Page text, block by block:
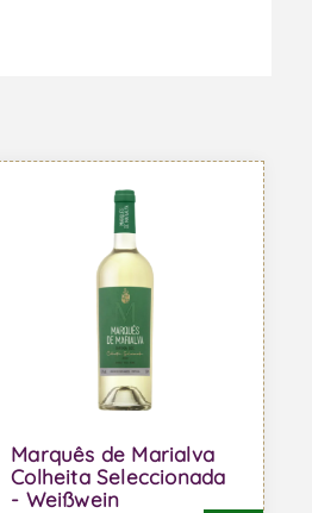
Marquês de Marialva
Colheita Seleccionada
- Weißwein